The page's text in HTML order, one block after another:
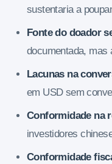
sustentaria a
Fonte do doador
documentada, mas
Lacunas na
em USD sem
Conformidade na
investidores
Conformidade